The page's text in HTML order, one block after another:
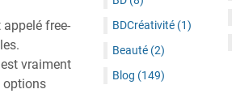
free-
vraiment
options
BDCréativité (1)
Beauté (2)
Blog (149)